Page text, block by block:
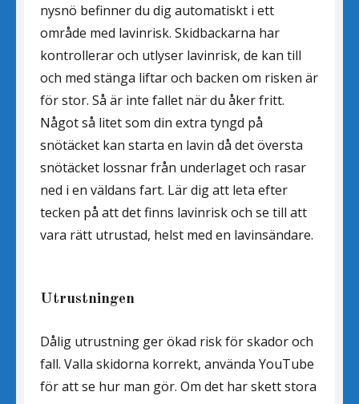
nysnö befinner du dig automatiskt i ett
område med lavinrisk. Skidbackarna har
kontrollerar och utlyser lavinrisk, de kan till
och med stänga liftar och backen om risken är
för stor. Så är inte fallet när du åker fritt.
Något så litet som din extra tyngd på
snötäcket kan starta en lavin då det översta
snötäcket lossnar från underlaget och rasar
ned i en väldans fart. Lär dig att leta efter
tecken på att det finns lavinrisk och se till att
vara rätt utrustad, helst med en lavinsändare.
Utrustningen
Dålig utrustning ger ökad risk för skador och
fall. Valla skidorna korrekt, använda YouTube
för att se hur man gör. Om det har skett stora